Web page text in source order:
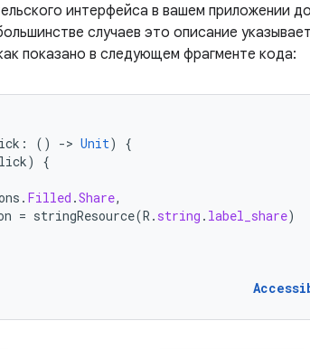
интерфейса в вашем приложении
случаев это описание
показано в следующем фрагменте кода:
: () -> Unit)
{
)
{
. Filled .Share,
= stringResource(R . string . label_share)